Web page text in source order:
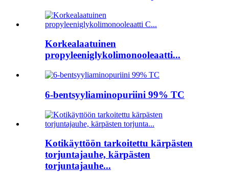
Korkealaatuinen
propyleeniglykolimonooleaatti...
6-bentsyyliaminopuriini 99% TC
Kotikäyttöön tarkoitettu kärpästen
torjuntajauhe, kärpästen
torjuntajauhe...